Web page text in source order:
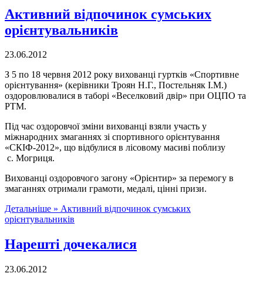
Активний відпочинок сумських
орієнтувальників
23.06.2012
З 5 по 18 червня 2012 року вихованці гуртків «Спортивне
орієнтування» (керівники Троян Н.Г., Постельняк І.М.)
оздоровлювалися в таборі «Веселковий двір» при ОЦПО та
РТМ.
Під час оздоровчої зміни вихованці взяли участь у
міжнародних змаганнях зі спортивного орієнтування
«СКІФ-2012», що відбулися в лісовому масиві поблизу
с. Могриця.
Вихованці оздоровчого загону «Орієнтир» за перемогу в
змаганнях отримали грамоти, медалі, цінні призи.
Детальніше » Активний відпочинок сумських
орієнтувальників
Нарешті дочекалися
23.06.2012